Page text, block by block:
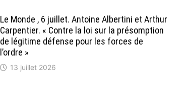
Le Monde , 6 juillet. Antoine Albertini et Arthur
Carpentier. « Contre la loi sur la présomption
de légitime défense pour les forces de
l’ordre »
13 juillet 2026